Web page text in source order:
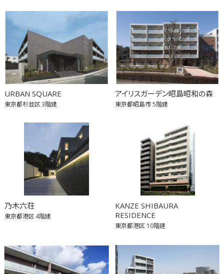
URBAN SQUARE
東京都杉並区3階建
アイリスガーデン昭島昭和の森
東京都昭島市5階建
乃木六荘
東京都港区4階建
KANZE SHIBAURA
RESIDENCE
東京都港区 10階建